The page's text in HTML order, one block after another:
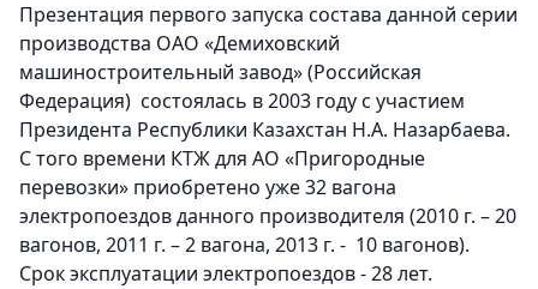
Презентация первого запуска состава данной серии
производства ОАО «Демиховский
машиностроительный завод» (Российская
Федерация) состоялась в 2003 году с участием
Президента Республики Казахстан Н.А. Назарбаева.
С того времени КТЖ для АО «Пригородные
перевозки» приобретено уже 32 вагона
электропоездов данного производителя (2010 г. – 20
вагонов, 2011 г. – 2 вагона, 2013 г. - 10 вагонов).
Срок эксплуатации электропоездов - 28 лет.